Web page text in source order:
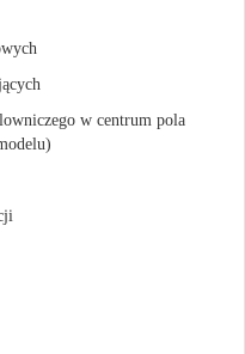
w centrum pola